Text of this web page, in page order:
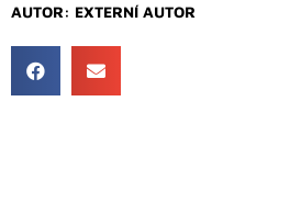
AUTOR: EXTERNÍ AUTOR